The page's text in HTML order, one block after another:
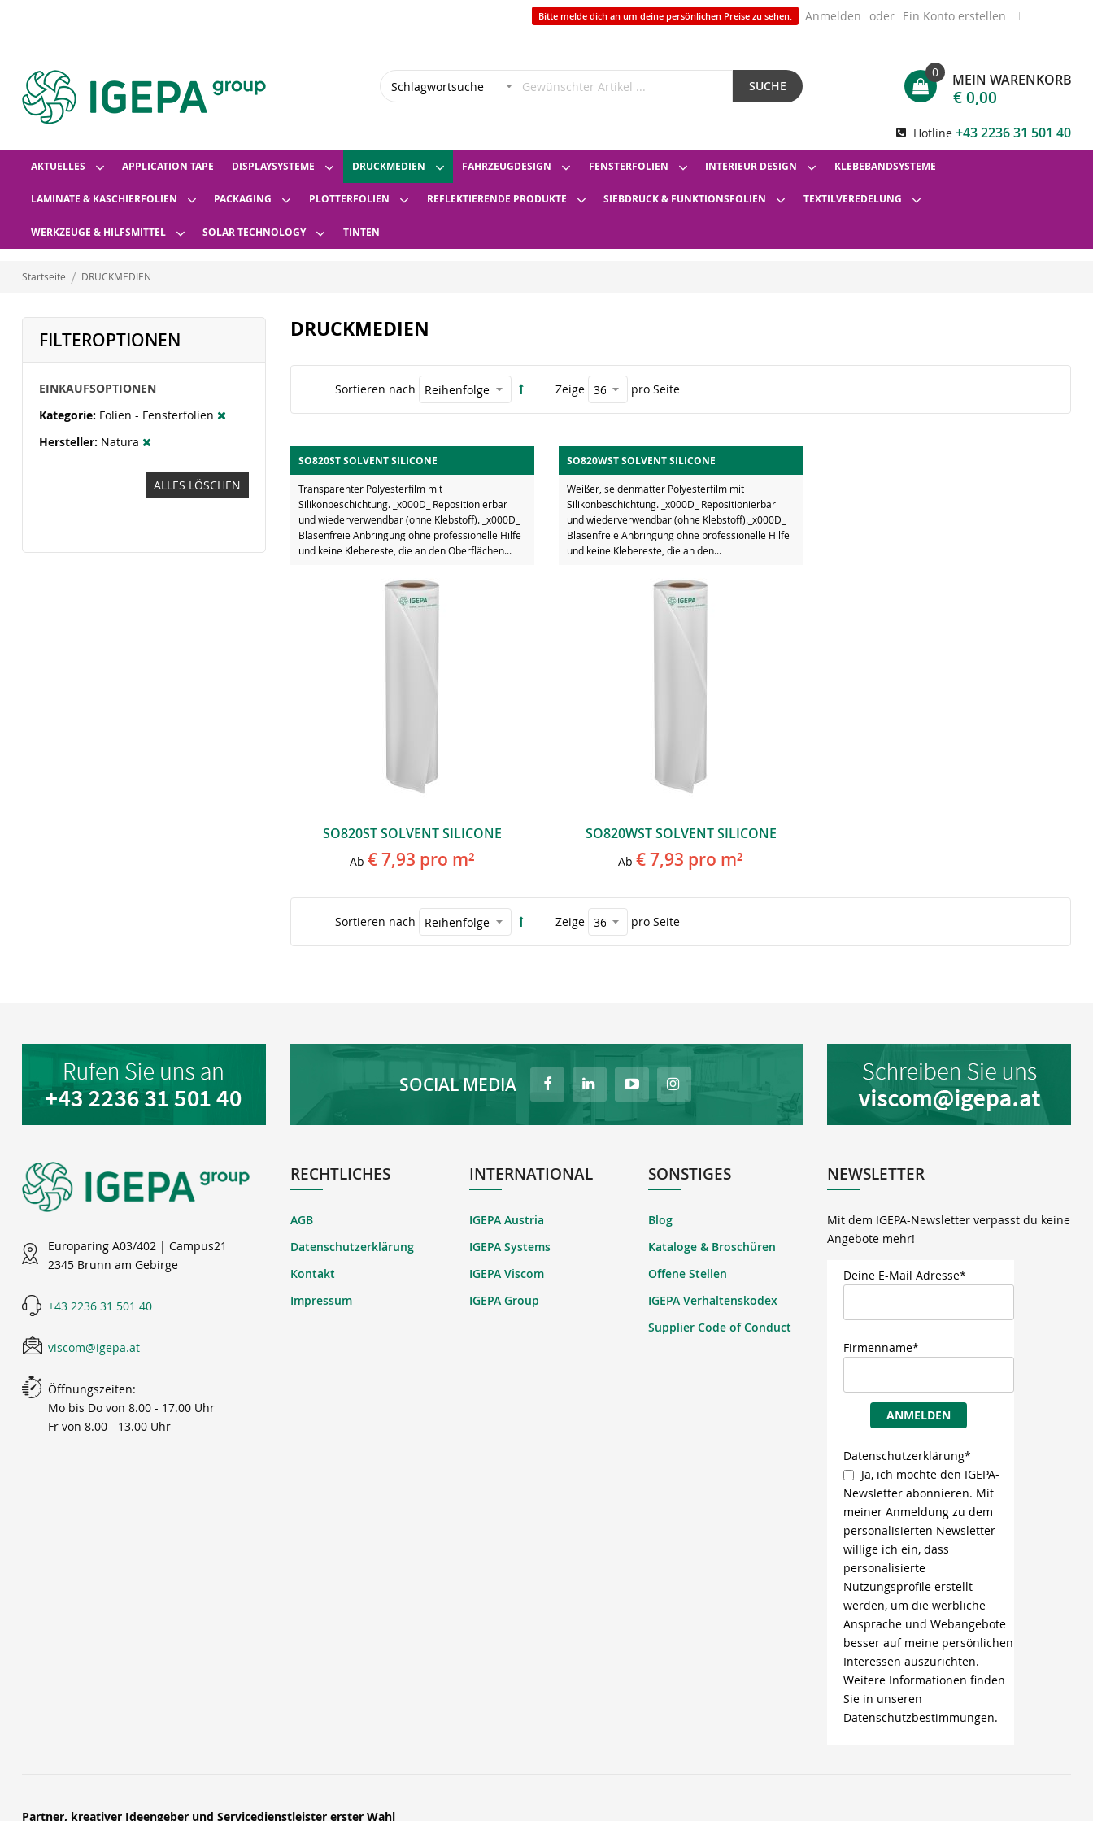
Bitte melde dich an um deine persönlichen Preise zu sehen. Anmelden Ein Konto erstellen
SUCHE MEIN WARENKORB
0
€ 0,00
Hotline +43 2236 31 501 40
AKTUELLES APPLICATION TAPE DISPLAYSYSTEME DRUCKMEDIEN FAHRZEUGDESIGN FENSTERFOLIEN INTERIEUR DESIGN KLEBEBANDSYSTEME
LAMINATE & KASCHIERFOLIEN PACKAGING PLOTTERFOLIEN REFLEKTIERENDE PRODUKTE SIEBDRUCK & FUNKTIONSFOLIEN TEXTILVEREDELUNG
WERKZEUGE & HILFSMITTEL SOLAR TECHNOLOGY TINTEN
Startseite DRUCKMEDIEN
DRUCKMEDIEN
Sortieren nach Zeige pro Seite
SO820ST SOLVENT SILICONE
Transparenter Polyesterfilm mit
Silikonbeschichtung. _x000D_ Repositionierbar
und wiederverwendbar (ohne Klebstoff). _x000D_
Blasenfreie Anbringung ohne professionelle Hilfe
und keine Klebereste, die an den Oberflächen...
SO820ST SOLVENT SILICONE
Ab € 7,93 pro m²
SO820WST SOLVENT SILICONE
Weißer, seidenmatter Polyesterfilm mit
Silikonbeschichtung. _x000D_ Repositionierbar
und wiederverwendbar (ohne Klebstoff)._x000D_
Blasenfreie Anbringung ohne professionelle Hilfe
und keine Klebereste, die an den...
SO820WST SOLVENT SILICONE
Ab € 7,93 pro m²
Sortieren nach Zeige pro Seite
FILTEROPTIONEN
EINKAUFSOPTIONEN
Kategorie Folien - Fensterfolien
Hersteller Natura
ALLES LÖSCHEN
SOCIAL MEDIA
Europaring A03/402 | Campus21
2345 Brunn am Gebirge
+43 2236 31 501 40
viscom@igepa.at
Öffnungszeiten:
Mo bis Do von 8.00 - 17.00 Uhr
Fr von 8.00 - 13.00 Uhr
RECHTLICHES
AGB
Datenschutzerklärung
Kontakt
Impressum
INTERNATIONAL
IGEPA Austria
IGEPA Systems
IGEPA Viscom
IGEPA Group
SONSTIGES
Blog
Kataloge & Broschüren
Offene Stellen
IGEPA Verhaltenskodex
Supplier Code of Conduct
NEWSLETTER
Mit dem IGEPA-Newsletter verpasst du keine
Angebote mehr!
Deine E-Mail Adresse*
Firmenname*
ANMELDEN
Datenschutzerklärung*
Ja, ich möchte den IGEPA-
Newsletter abonnieren. Mit
meiner Anmeldung zu dem
personalisierten Newsletter
willige ich ein, dass
personalisierte
Nutzungsprofile erstellt
werden, um die werbliche
Ansprache und Webangebote
besser auf meine persönlichen
Interessen auszurichten.
Weitere Informationen finden
Sie in unseren
Datenschutzbestimmungen.
Partner, kreativer Ideengeber und Servicedienstleister erster Wahl